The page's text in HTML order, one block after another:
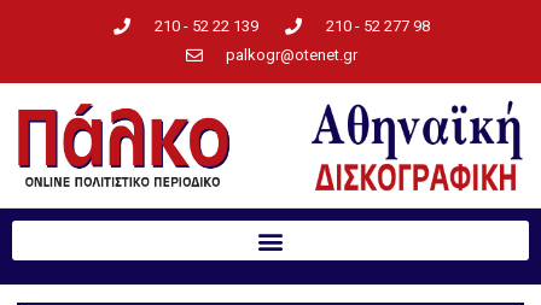
210 - 52 22 139
210 - 52 277 98
palkogr@otenet.gr